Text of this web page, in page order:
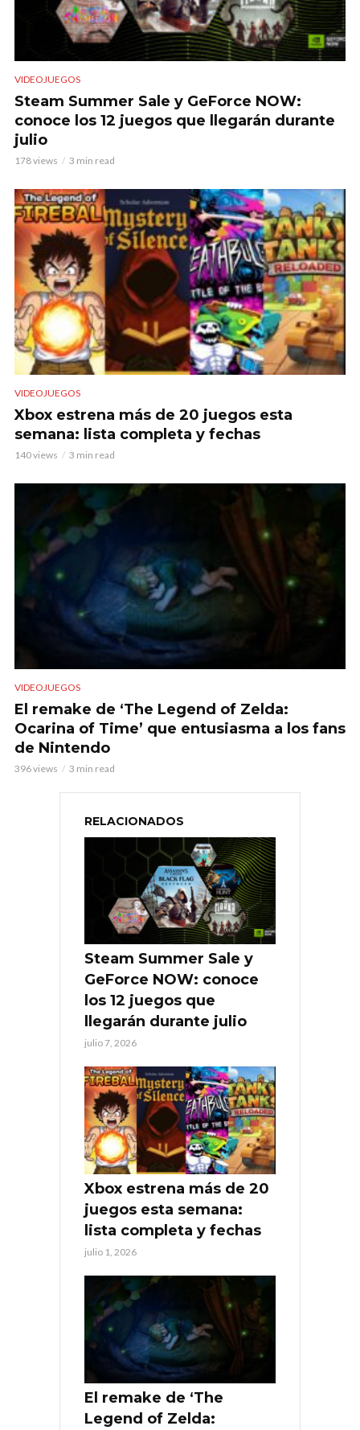
VIDEOJUEGOS
Steam Summer Sale y GeForce NOW:
conoce los 12 juegos que llegarán durante
julio
178 views 3 min read
VIDEOJUEGOS
Xbox estrena más de 20 juegos esta
semana: lista completa y fechas
140 views 3 min read
VIDEOJUEGOS
El remake de ‘The Legend of Zelda:
Ocarina of Time’ que entusiasma a los fans
de Nintendo
396 views 3 min read
RELACIONADOS
Steam Summer Sale y
GeForce NOW: conoce
los 12 juegos que
llegarán durante julio
julio 7, 2026
Xbox estrena más de 20
juegos esta semana:
lista completa y fechas
julio 1, 2026
El remake de ‘The
Legend of Zelda: